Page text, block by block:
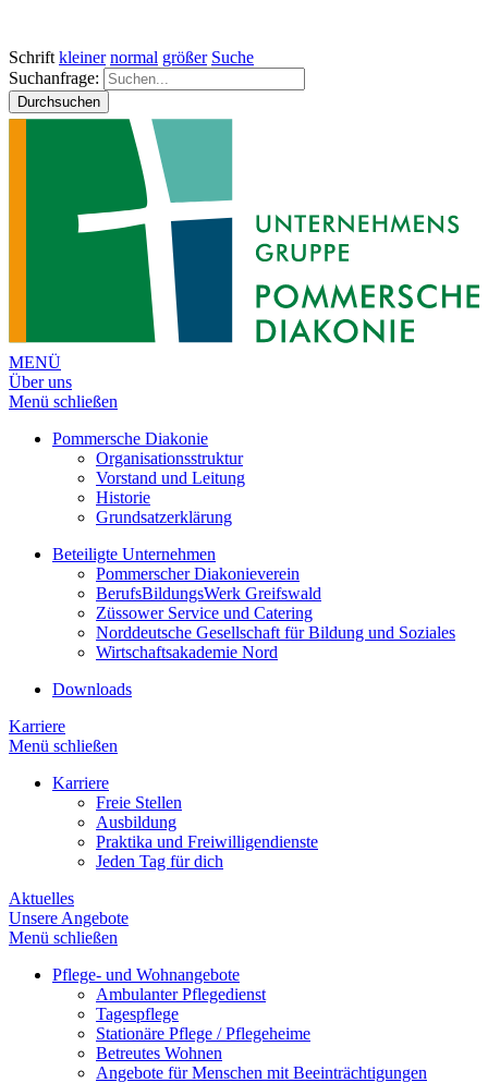
Schrift kleiner normal größer Suche
Suchanfrage:
Durchsuchen
MENÜ
Über uns
Menü schließen
Pommersche Diakonie
Organisationsstruktur
Vorstand und Leitung
Historie
Grundsatzerklärung
Beteiligte Unternehmen
Pommerscher Diakonieverein
BerufsBildungsWerk Greifswald
Züssower Service und Catering
Norddeutsche Gesellschaft für Bildung und Soziales
Wirtschaftsakademie Nord
Downloads
Karriere
Menü schließen
Karriere
Freie Stellen
Ausbildung
Praktika und Freiwilligendienste
Jeden Tag für dich
Aktuelles
Unsere Angebote
Menü schließen
Pflege- und Wohnangebote
Ambulanter Pflegedienst
Tagespflege
Stationäre Pflege / Pflegeheime
Betreutes Wohnen
Angebote für Menschen mit Beeinträchtigungen